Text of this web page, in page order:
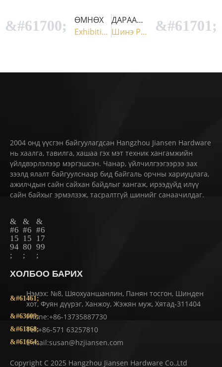
ӨМНӨХ
Exhibition 1
ДАРААЧИЙН
Шинэ Pergola хаалт: Таны гадаа амьдрах тогтвортой байдлын туршилт
2004 онд үүсгэн байгуулагдсан Hangzhou Jiansen Hardware
нь хаалга, тавилга, хашаа гэх мэт техник хангамжийн
үйлдвэрлэлээр мэргэшсэн. Чанар, үйлчилгээгээрээ зах
зээлд ялалт байгуулснаар бид байгаль орчны хариуцлага,
ажилчдын сайн сайхан байдлыг хангаж, ирээдүйд илүү
сайн байхыг эрмэлзэж, тасралтгүй шинийг санаачилдаг.
ХОЛБОО БАРИХ
Нэмэх: №8, Шяохуаншанлин, Панян тосгон, Шинден
хот, Фуян дүүрэг, Ханжоу, Жэжян муж, Хятад-311404
Phone:+86-13735887730
Tel:+86-571 63257810
E-mail:susan@hzjiansen.com
Copyright C 2025 Hangzhou Jiansen Hardware Co.,Ltd